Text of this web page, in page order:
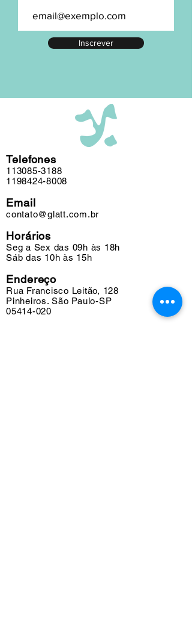
Inscrever
Telefones
113085-3188
1198424-8008
Email
contato@glatt.com.br
Horários
Seg a Sex das 09h às 18h
Sáb das 10h às 15h
Endereço
Rua Francisco Leitão, 128
Pinheiros. São Paulo-SP
05414-020